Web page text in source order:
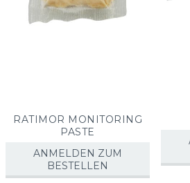
RATIMOR MONITORING
PASTE
ANMELDEN ZUM
BESTELLEN